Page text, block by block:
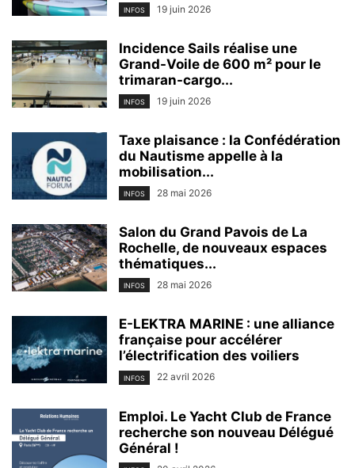
INFOS 19 juin 2026
Incidence Sails réalise une
Grand-Voile de 600 m² pour le
trimaran-cargo...
INFOS 19 juin 2026
Taxe plaisance : la Confédération
du Nautisme appelle à la
mobilisation...
INFOS 28 mai 2026
Salon du Grand Pavois de La
Rochelle, de nouveaux espaces
thématiques...
INFOS 28 mai 2026
E-LEKTRA MARINE : une alliance
française pour accélérer
l’électrification des voiliers
INFOS 22 avril 2026
Emploi. Le Yacht Club de France
recherche son nouveau Délégué
Général !